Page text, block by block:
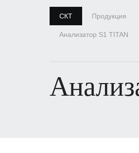
СКТ Продукция
Анализатор S1 TITAN